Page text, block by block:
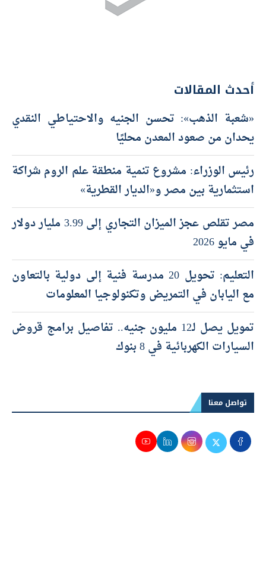
أحدث المقالات
«شعبة الذهب»: تحسن الجنيه والاحتياطي النقدي
يحدان من صعود المعدن محليًا
رئيس الوزراء: مشروع تنمية منطقة علم الروم شراكة
استثمارية بين مصر و«الديار القطرية»
مصر تقلص عجز الميزان التجاري إلى 3.99 مليار دولار
في مايو 2026
التعليم: تحويل 20 مدرسة فنية إلى دولية بالتعاون
مع اليابان في التمريض وتكنولوجيا المعلومات
تمويل يصل لـ12 مليون جنيه.. تفاصيل برامج قروض
السيارات الكهربائية في 8 بنوك
تواصل معنا